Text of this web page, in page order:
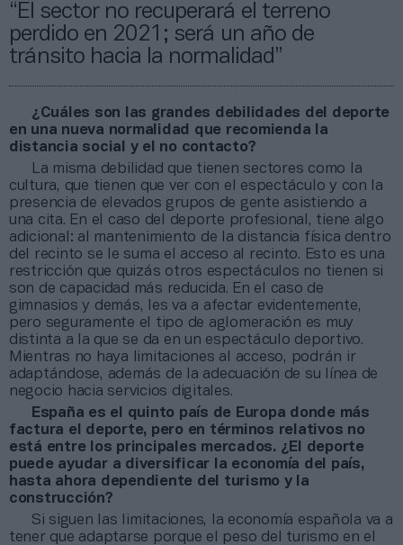
“El sector no recuperará el terreno
perdido en 2021; será un año de
tránsito hacia la normalidad”
¿Cuáles son las grandes debilidades del deporte
en una nueva normalidad que recomienda la
distancia social y el no contacto?
La misma debilidad que tienen sectores como la
cultura, que tienen que ver con el espectáculo y con la
presencia de elevados grupos de gente asistiendo a
una cita. En el caso del deporte profesional, tiene algo
adicional: al mantenimiento de la distancia física dentro
del recinto se le suma el acceso al recinto. Esto es una
restricción que quizás otros espectáculos no tienen si
son de capacidad más reducida. En el caso de
gimnasios y demás, les va a afectar evidentemente,
pero seguramente el tipo de aglomeración es muy
distinta a la que se da en un espectáculo deportivo.
Mientras no haya limitaciones al acceso, podrán ir
adaptándose, además de la adecuación de su línea de
negocio hacia servicios digitales.
España es el quinto país de Europa donde más
factura el deporte, pero en términos relativos no
está entre los principales mercados. ¿El deporte
puede ayudar a diversificar la economía del país,
hasta ahora dependiente del turismo y la
construcción?
Si siguen las limitaciones, la economía española va a
tener que adaptarse porque el peso del turismo en el